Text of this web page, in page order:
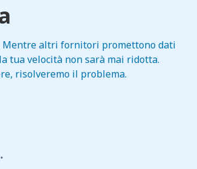
Mentre altri fornitori promettono dati
tua velocità non sarà mai ridotta.
risolveremo il problema.